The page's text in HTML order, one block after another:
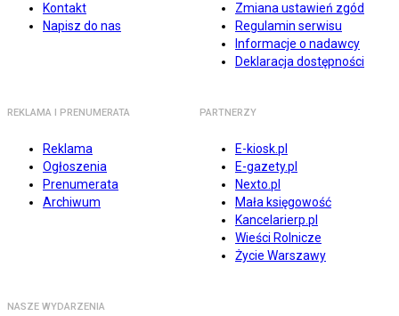
Kontakt
Napisz do nas
Zmiana ustawień zgód
Regulamin serwisu
Informacje o nadawcy
Deklaracja dostępności
REKLAMA I PRENUMERATA
Reklama
Ogłoszenia
Prenumerata
Archiwum
PARTNERZY
E-kiosk.pl
E-gazety.pl
Nexto.pl
Mała księgowość
Kancelarierp.pl
Wieści Rolnicze
Życie Warszawy
NASZE WYDARZENIA